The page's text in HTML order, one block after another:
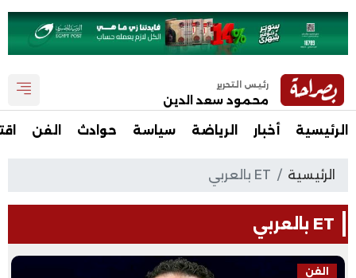
رئيس التحرير
محمود سعد الدين
الرئيسية أخبار الرياضة سياسة حوادث الفن
الرئيسية ET بالعربي
ET بالعربي
الفن